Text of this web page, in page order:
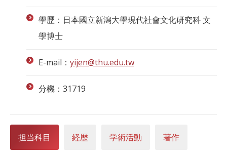
學歷：日本國立新潟大學現代社會文化研究科 文
學博士
E-mail： yijen@thu.edu.tw
分機：31719
担当科目 経歴 学術活動 著作